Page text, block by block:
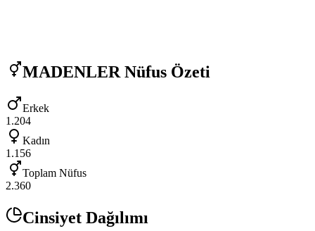
MADENLER Nüfus Özeti
Erkek
1.204
Kadın
1.156
Toplam Nüfus
2.360
Cinsiyet Dağılımı